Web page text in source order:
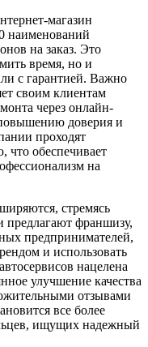
магазин
наименований
на заказ. Это
время, но и
с гарантией. Важно
своим клиентам
через онлайн-
доверия и
проходят
что обеспечивает
на
стремясь
предлагают франшизу,
предпринимателей,
и использовать
нацелена
улучшение качества
отзывами
все более
ищущих надежный